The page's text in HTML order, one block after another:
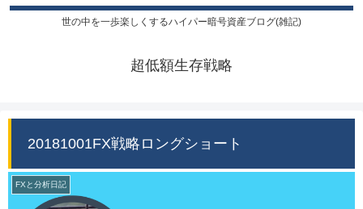
世の中を一歩楽しくするハイパー暗号資産ブログ(雑記)
超低額生存戦略
20181001FX戦略ロングショート
FXと分析日記